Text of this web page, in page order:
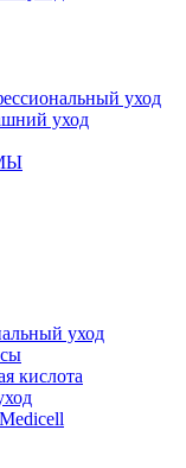
уход
уход
уход
кислота